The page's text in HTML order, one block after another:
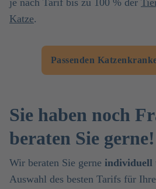
je nach Tarif bis zu 100 % der
Katze.
Passenden
Sie haben noch
beraten Sie gerne!
Wir beraten Sie gerne individuell
Auswahl des besten Tarifs für